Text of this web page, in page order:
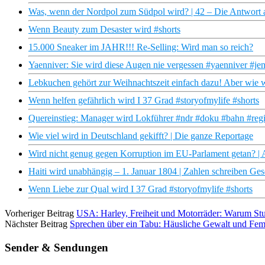
Was, wenn der Nordpol zum Südpol wird? | 42 – Die Antwort
Wenn Beauty zum Desaster wird #shorts
15.000 Sneaker im JAHR!!! Re-Selling: Wird man so reich?
Yaenniver: Sie wird diese Augen nie vergessen #yaenniver
Lebkuchen gehört zur Weihnachtszeit einfach dazu! Aber wie
Wenn helfen gefährlich wird I 37 Grad #storyofmylife #shorts
Quereinstieg: Manager wird Lokführer #ndr #doku #bahn
Wie viel wird in Deutschland gekifft? | Die ganze Reportage
Wird nicht genug gegen Korruption im EU-Parlament getan?
Haiti wird unabhängig – 1. Januar 1804 | Zahlen schreiben
Wenn Liebe zur Qual wird I 37 Grad #storyofmylife #shorts
Vorheriger Beitrag USA: Harley, Freiheit und Motorräder: Warum
Nächster Beitrag Sprechen über ein Tabu: Häusliche Gewalt und
Sender & Sendungen